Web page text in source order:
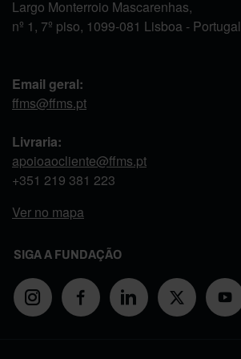
Largo Monterroio Mascarenhas,
nº 1, 7º piso, 1099-081 Lisboa - Portugal
Email geral:
ffms@ffms.pt
Livraria:
apoioaocliente@ffms.pt
+351 219 381 223
Ver no mapa
SIGA A FUNDAÇÃO